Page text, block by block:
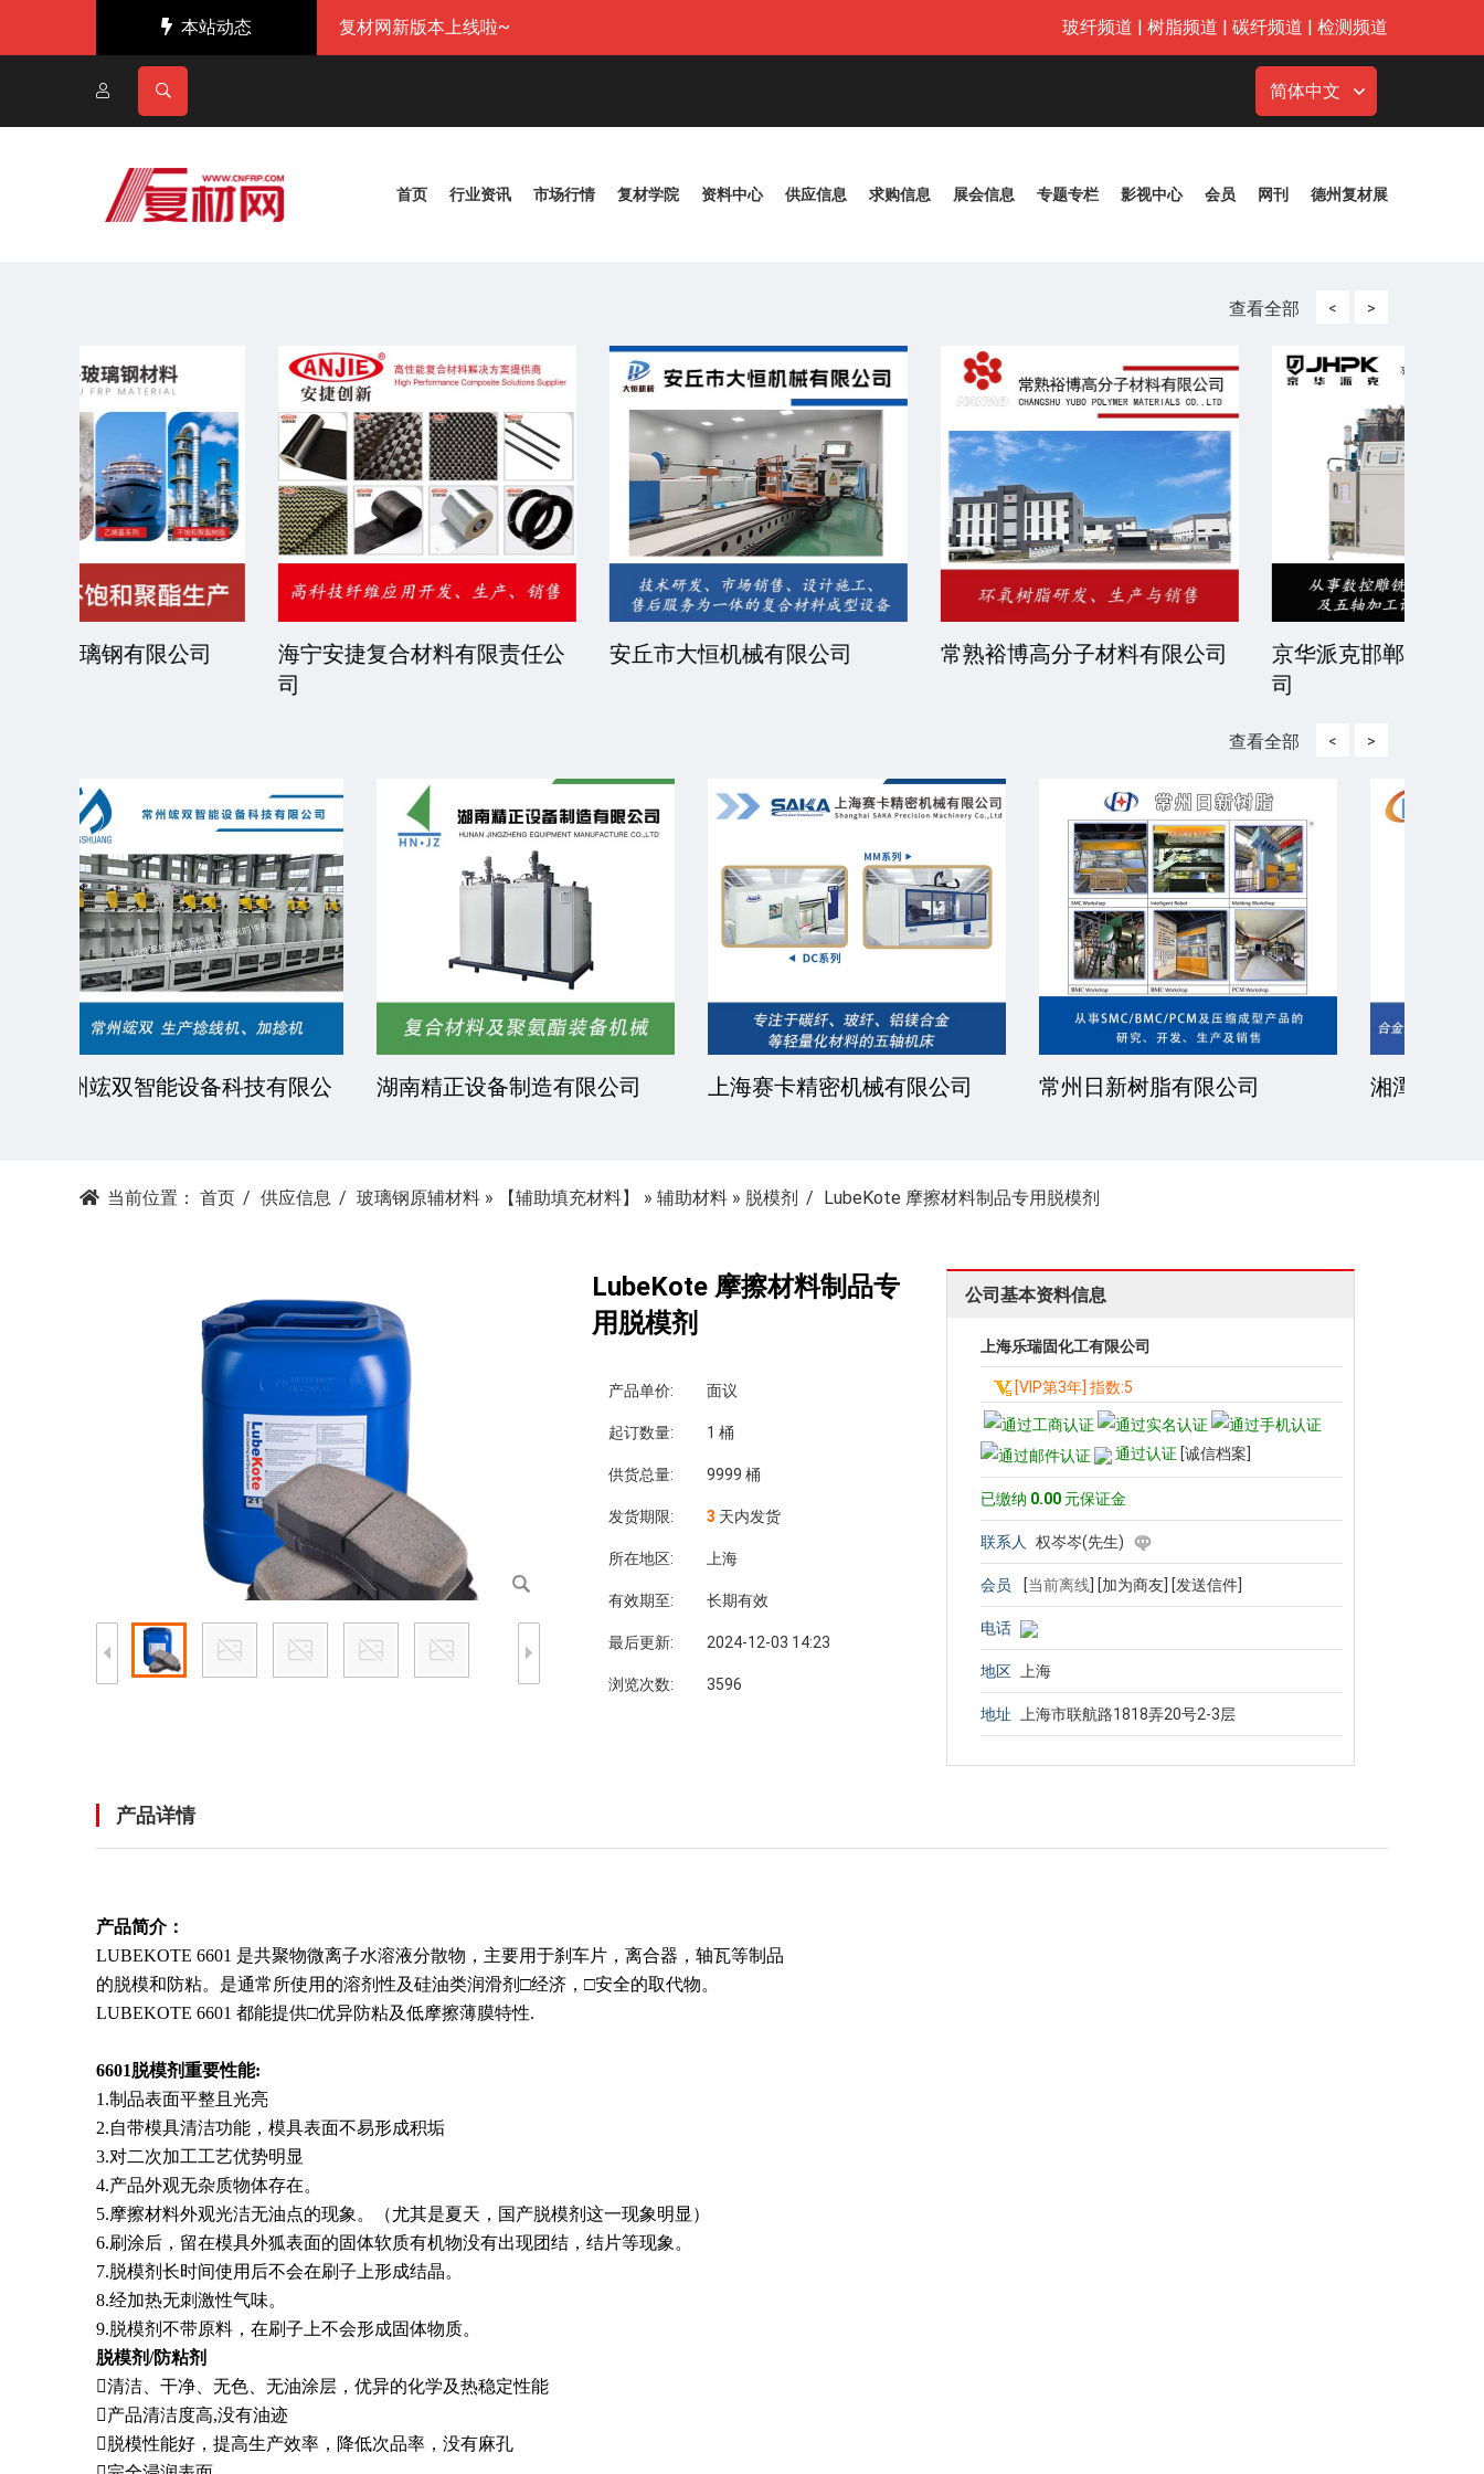
本站动态 复材网新版本上线啦~ 玻纤频道 | 树脂频道 | 碳纤频道 | 检测频道
简体中文
首页 行业资讯 市场行情 复材学院 资料中心 供应信息 求购信息 展会信息 专题专栏 影视中心 会员 网刊 德州复材展
查看全部 <
京华派克邯郸机械科技有限公
福建省睿步智能装备有限公司
北京中远恒达涂装设备有限公
北京伊诺瓦科技有限公司
>
查看全部 <
湘潭科达机械设备有限公司 东莞市凯文化工有限公司 安徽金骏复合材料有限公司 厦门一诺得复合材料有限公司
>
当前位置： 首页 供应信息 玻璃钢原辅材料 » 【辅助填充材料】 » 辅助材料 » 脱模剂 LubeKote 摩擦材料制品专用脱模剂
LubeKote 摩擦材料制品专
用脱模剂
产品单价: 面议
起订数量: 1 桶
供货总量: 9999 桶
发货期限: 3 天内发货
所在地区: 上海
有效期至: 长期有效
最后更新: 2024-12-03 14:23
浏览次数: 3596
公司基本资料信息
上海乐瑞固化工有限公司
[VIP第3年] 指数:5
通过认证 [诚信档案]
已缴纳 0.00 元保证金
联系人 权岑岑(先生)
会员 [当前离线] [加为商友] [发送信件]
电话
地区 上海
地址 上海市联航路1818弄20号2-3层
产品详情
产品简介：
LUBEKOTE 6601 是共聚物微离子水溶液分散物，主要用于刹车片，离合器，轴瓦等制品
的脱模和防粘。是通常所使用的溶剂性及硅油类润滑剂□经济，□安全的取代物。
LUBEKOTE 6601 都能提供□优异防粘及低摩擦薄膜特性.
6601脱模剂重要性能:
1.制品表面平整且光亮
2.自带模具清洁功能，模具表面不易形成积垢
3.对二次加工工艺优势明显
4.产品外观无杂质物体存在。
5.摩擦材料外观光洁无油点的现象。（尤其是夏天，国产脱模剂这一现象明显）
6.刷涂后，留在模具外狐表面的固体软质有机物没有出现团结，结片等现象。
7.脱模剂长时间使用后不会在刷子上形成结晶。
8.经加热无刺激性气味。
9.脱模剂不带原料，在刷子上不会形成固体物质。
脱模剂/防粘剂
清洁、干净、无色、无油涂层，优异的化学及热稳定性能
产品清洁度高,没有油迹
脱模性能好，提高生产效率，降低次品率，没有麻孔